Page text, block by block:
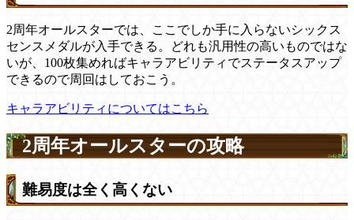
2周年オールスターでは、ここでしか手に入らないシックス
センスメダルが入手できる。どれも汎用性の高いものではな
いが、100枚集めればキャラアビリティでステータスアップ
できるので周回はしておこう。
キャラアビリティについてはこちら
2周年オールスターの攻略
難易度は全く高くない